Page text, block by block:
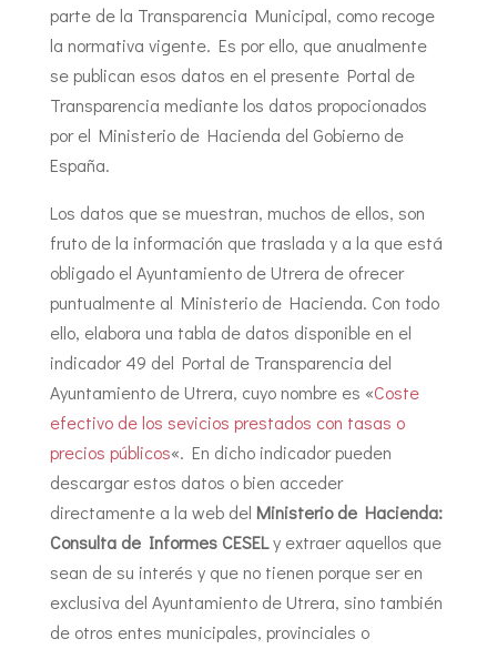
parte de la Transparencia Municipal, como recoge
la normativa vigente. Es por ello, que anualmente
se publican esos datos en el presente Portal de
Transparencia mediante los datos propocionados
por el Ministerio de Hacienda del Gobierno de
España.
Los datos que se muestran, muchos de ellos, son
fruto de la información que traslada y a la que está
obligado el Ayuntamiento de Utrera de ofrecer
puntualmente al Ministerio de Hacienda. Con todo
ello, elabora una tabla de datos disponible en el
indicador 49 del Portal de Transparencia del
Ayuntamiento de Utrera, cuyo nombre es «Coste
efectivo de los sevicios prestados con tasas o
precios públicos«. En dicho indicador pueden
descargar estos datos o bien acceder
directamente a la web del Ministerio de Hacienda:
Consulta de Informes CESELy extraer aquellos que
sean de su interés y que no tienen porque ser en
exclusiva del Ayuntamiento de Utrera, sino también
de otros entes municipales, provinciales o